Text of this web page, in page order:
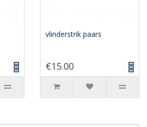
vlinderstrik paars
€15.00